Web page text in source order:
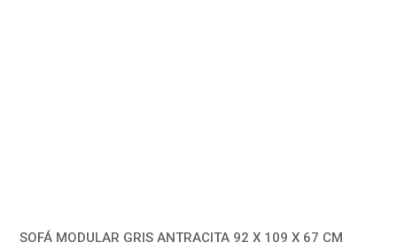
SOFÁ MODULAR GRIS ANTRACITA 92 X 109 X 67 CM